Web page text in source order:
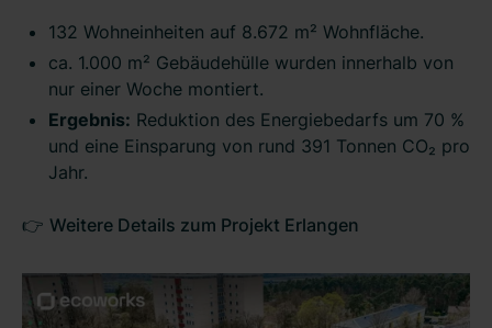
132 Wohneinheiten auf 8.672 m² Wohnfläche.
ca. 1.000 m² Gebäudehülle wurden innerhalb von
nur einer Woche montiert.
Ergebnis: Reduktion des Energiebedarfs um 70 %
und eine Einsparung von rund 391 Tonnen CO₂ pro
Jahr.
👉 Weitere Details zum Projekt Erlangen